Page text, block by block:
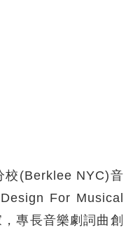
校(Berklee NYC)音
For Musical
專長音樂劇詞曲創